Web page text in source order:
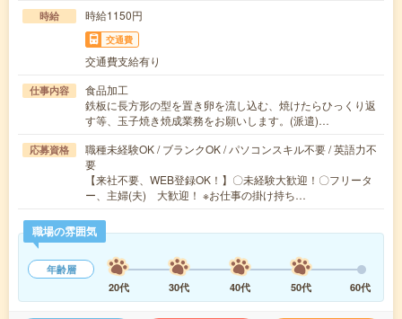
時給 時給1150円
交通費
交通費支給有り
仕事内容
食品加工
鉄板に長方形の型を置き卵を流し込む、焼けたらひっくり返
す等、玉子焼き焼成業務をお願いします。(派遣)…
応募資格
職種未経験OK / ブランクOK / パソコンスキル不要 / 英語力不
要
【来社不要、WEB登録OK！】〇未経験大歓迎！〇フリータ
ー、主婦(夫) 大歓迎！ ※お仕事の掛け持ち…
職場の雰囲気
年齢層
20代
30代 40代 50代 60代